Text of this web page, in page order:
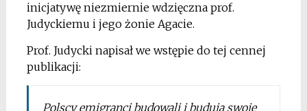
inicjatywę niezmiernie wdzięczna prof.
Judyckiemu i jego żonie Agacie.
Prof. Judycki napisał we wstępie do tej cennej
publikacji:
Polscy emigranci budowali i budują swoje